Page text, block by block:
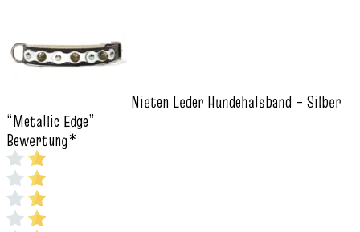
Nieten Leder Hundehalsband – Silber
“Metallic Edge”
Bewertung*